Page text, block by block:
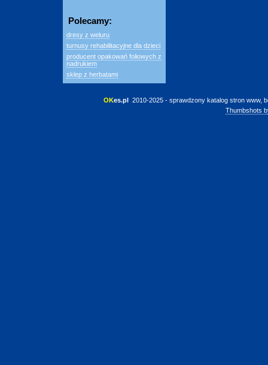
Polecamy:
dresy z weluru
turnusy rehabilitacyjne dla dzieci
producent opakowań foliowych z
nadrukiem
sklep z herbatami
OKes.pl 2010-2025 - sprawdzony katalog stron www,
Thumbshots